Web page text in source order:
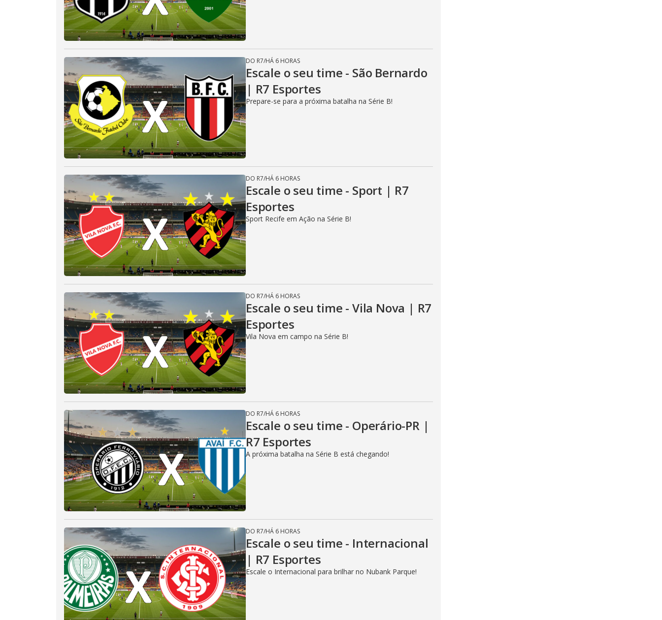
DO R7/HÁ 6 HORAS
Escale o seu time - São Bernardo
| R7 Esportes
Prepare-se para a próxima batalha na Série B!
DO R7/HÁ 6 HORAS
Escale o seu time - Sport | R7
Esportes
Sport Recife em Ação na Série B!
DO R7/HÁ 6 HORAS
Escale o seu time - Vila Nova | R7
Esportes
Vila Nova em campo na Série B!
DO R7/HÁ 6 HORAS
Escale o seu time - Operário-PR |
R7 Esportes
A próxima batalha na Série B está chegando!
DO R7/HÁ 6 HORAS
Escale o seu time - Internacional
| R7 Esportes
Escale o Internacional para brilhar no Nubank Parque!